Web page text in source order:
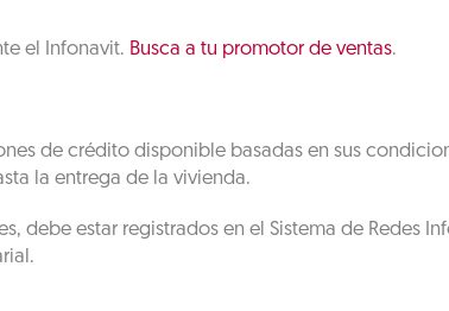
el Infonavit. Busca a tu promotor de ventas.
de crédito disponible basadas en sus
la entrega de la vivienda.
estar registrados en el Sistema de Redes